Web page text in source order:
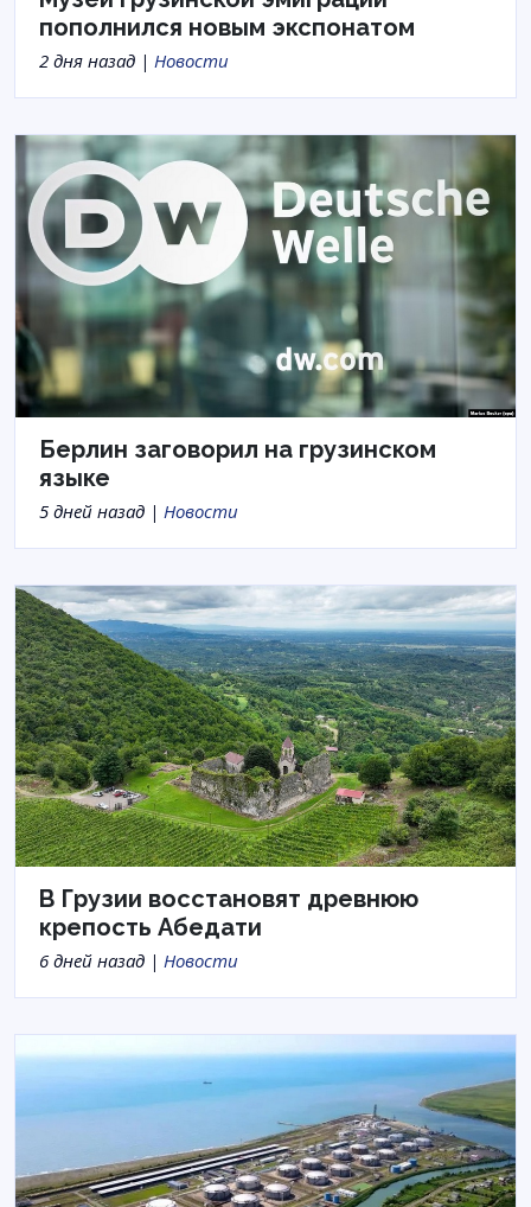
пополнился новым экспонатом
2 дня назад | Новости
Берлин заговорил на грузинском
языке
5 дней назад | Новости
В Грузии восстановят древнюю
крепость Абедати
6 дней назад | Новости